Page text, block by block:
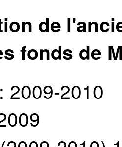
de
fonds de
2009-2010